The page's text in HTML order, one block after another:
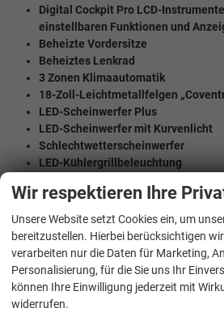
Digital Cockpit Pro LCD-
einstellbaren Funktionen und
Beheizte Vordersitze
Beheiztes Lenkrad
3 Zonen Klimaautomatik
18-Zoll-Leichtmetallfelgen
LED-Scheinwerfer Plus
LED-Scheinwerfer mit Kurvenlicht
Schlechtwetterscheinwerfer
LED-Kühlergrillbeleuchtung
Parksensoren vorn und hinten mit
akustischer Warnung
Keyless-Go-Startknopf
Alarmanlage
Einstellung des Fahrprofils
Progressivlenkung
Adaptive Geschwindigkeitsregelung
Wir respektieren Ihre
Unsere Website setzt Cookies ein, um
bereitzustellen. Hierbei berücksichtigen
verarbeiten nur die Daten für Marketing,
Personalisierung, für die Sie uns Ihr
können Ihre Einwilligung jederzeit mit
widerrufen.